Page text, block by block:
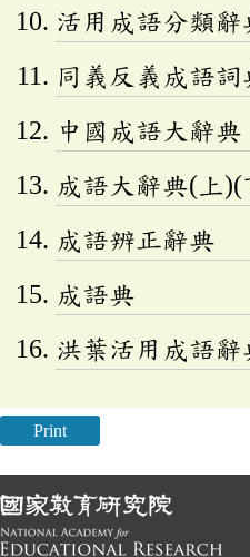
活用成語分類辭
同義反義成語詞
中國成語大辭典
成語大辭典(上)(
成語辨正辭典
成語典
洪葉活用成語辭
Print